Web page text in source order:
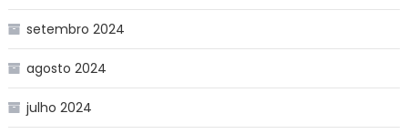
setembro 2024
agosto 2024
julho 2024